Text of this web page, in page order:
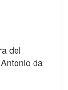
del
da